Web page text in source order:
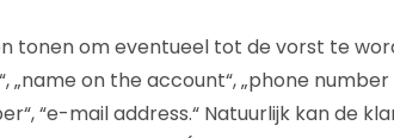
tonen om eventueel tot de vorst te
on the account“, „phone number
“e-mail address.“ Natuurlijk kan de